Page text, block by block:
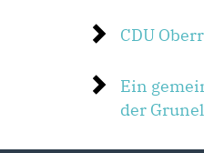
CDU
Ein
der